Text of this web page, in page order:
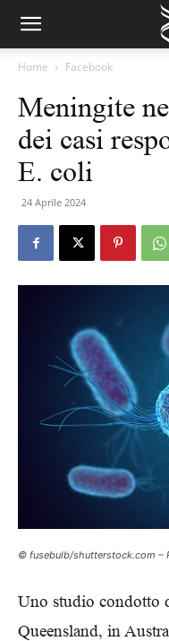
Home Facebook
Meningite
dei casi
E. coli
24 Aprile 2024
© fusebulb/shutterstock.com –
Uno studio condotto
Queensland, in